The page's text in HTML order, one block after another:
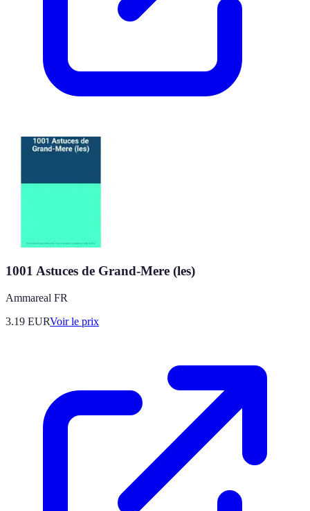
1001 Astuces de Grand-Mere (les)
Ammareal FR
3.19 EURVoir le prix